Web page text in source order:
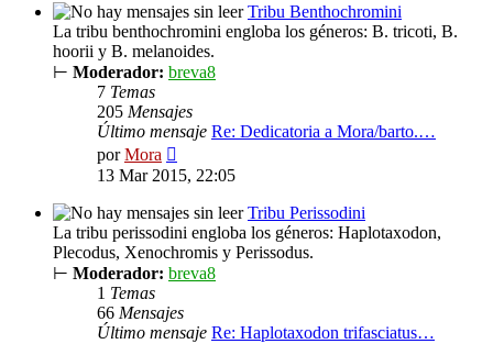
Tribu Benthochromini
La tribu benthochromini engloba los géneros: B. tricoti, B.
hoorii y B. melanoides.
⊢ Moderador: breva8
7 Temas
205 Mensajes
Último mensaje Re: Dedicatoria a Mora/barto.…
porMora
último
mensaje
13 Mar 2015, 22:05
Tribu Perissodini
La tribu perissodini engloba los géneros: Haplotaxodon,
Plecodus, Xenochromis y Perissodus.
⊢ Moderador: breva8
1 Temas
66 Mensajes
Último mensaje Re: Haplotaxodon trifasciatus…